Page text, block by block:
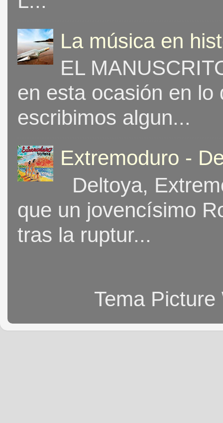
La música en
EL
en esta ocasión en
escribimos algun...
Extremoduro -
Deltoya,
que un jovencísimo
tras la ruptur...
Tema